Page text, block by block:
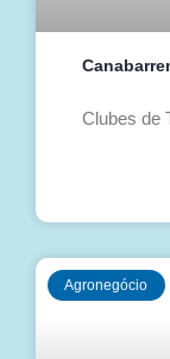
Clubes de
Agronegócio